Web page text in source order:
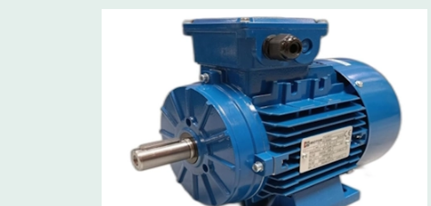
do
850,00 zł